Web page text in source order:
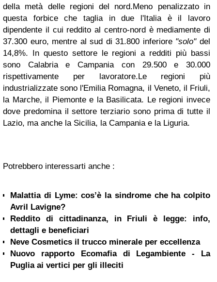
della metà delle regioni del nord.Meno penalizzato in
questa forbice che taglia in due l'Italia è il lavoro
dipendente il cui reddito al centro-nord è mediamente di
37.300 euro, mentre al sud di 31.800 inferiore "solo"del
14,8%. In questo settore le regioni a redditi più bassi
sono Calabria e Campania con 29.500 e 30.000
rispettivamente per lavoratore.Le regioni più
industrializzate sono l'Emilia Romagna, il Veneto, il Friuli,
la Marche, il Piemonte e la Basilicata. Le regioni invece
dove predomina il settore terziario sono prima di tutte il
Lazio, ma anche la Sicilia, la Campania e la Liguria.
Potrebbero interessarti anche :
Malattia di Lyme: cos’è la sindrome che ha colpito
Avril Lavigne?
Reddito di cittadinanza, in Friuli è legge: info,
dettagli e beneficiari
Neve Cosmetics il trucco minerale per eccellenza
Nuovo rapporto Ecomafia di Legambiente - La
Puglia ai vertici per gli illeciti